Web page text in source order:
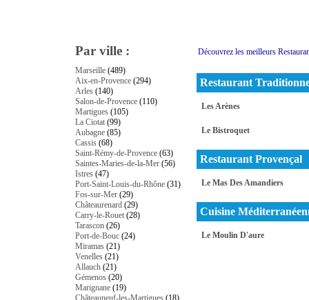
Par ville :
Marseille (489)
Aix-en-Provence (294)
Arles (140)
Salon-de-Provence (110)
Martigues (105)
La Ciotat (99)
Aubagne (85)
Cassis (68)
Saint-Rémy-de-Provence (63)
Saintes-Maries-de-la-Mer (56)
Istres (47)
Port-Saint-Louis-du-Rhône (31)
Fos-sur-Mer (29)
Châteaurenard (29)
Carry-le-Rouet (28)
Tarascon (26)
Port-de-Bouc (24)
Miramas (21)
Venelles (21)
Allauch (21)
Gémenos (20)
Marignane (19)
Châteauneuf-les-Martigues (18)
Découvrez les meilleurs
Restaurant
Les Arènes
Le Bistroquet
Restaurant Provençal
Le Mas Des Amandiers
Cuisine
Le Moulin D'aure